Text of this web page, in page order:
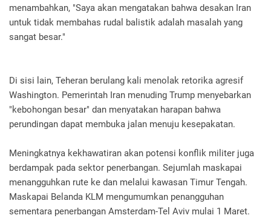
menambahkan, "Saya akan mengatakan bahwa desakan Iran
untuk tidak membahas rudal balistik adalah masalah yang
sangat besar."
Di sisi lain, Teheran berulang kali menolak retorika agresif
Washington. Pemerintah Iran menuding Trump menyebarkan
"kebohongan besar" dan menyatakan harapan bahwa
perundingan dapat membuka jalan menuju kesepakatan.
Meningkatnya kekhawatiran akan potensi konflik militer juga
berdampak pada sektor penerbangan. Sejumlah maskapai
menangguhkan rute ke dan melalui kawasan Timur Tengah.
Maskapai Belanda KLM mengumumkan penangguhan
sementara penerbangan Amsterdam-Tel Aviv mulai 1 Maret.